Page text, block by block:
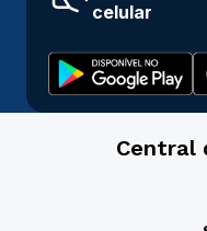
celular
Central